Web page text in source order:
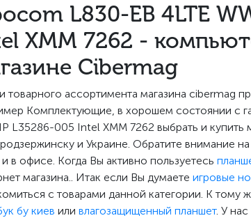
L830-EB 4LTE
XMM 7262 -
Cibermag
товарного ассортимента магазина cibermag
Комплектующие, в хорошем состоянии с
L35286-005 Intel XMM 7262 выбрать и
и Украине. Обратите внимание на
в офисе. Когда Вы активно пользуетесь
магазина.. Итак если Вы думаете игровые
с товарами данной категории. К
бу киев или влагозащищенный планшет. У